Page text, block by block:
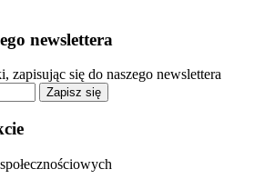
newslettera
zapisując się do naszego newslettera
Zapisz się